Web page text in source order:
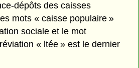
dépôts des caisses
mots « caisse populaire »
sociale et le mot
« ltée » est le dernier